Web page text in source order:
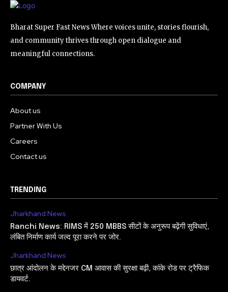
Bharat Super Fast News Where voices unite, stories flourish,
and community thrives through open dialogue and
meaningful connections.
COMPANY
About us
Partner With Us
Careers
Contact us
TRENDING
Jharkhand News
Ranchi News: RIMS में 250 MBBS सीटों के अनुरूप बढ़ेंगी सुविधाएं,
लंबित निर्माण कार्य जल्द पूरा करने पर जोर.
Jharkhand News
छात्र आंदोलन के मद्देनजर CM आवास की सुरक्षा बढ़ी, कांके रोड पर ट्रैफिक
डायवर्ट.